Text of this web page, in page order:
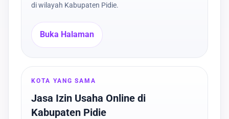
di wilayah Kabupaten Pidie.
Buka Halaman
KOTA YANG SAMA
Jasa Izin Usaha Online di
Kabupaten Pidie